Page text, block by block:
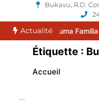
Bukavu, R.D.
Actualité
: le FC Puma Familia
Étiquette :
Accueil